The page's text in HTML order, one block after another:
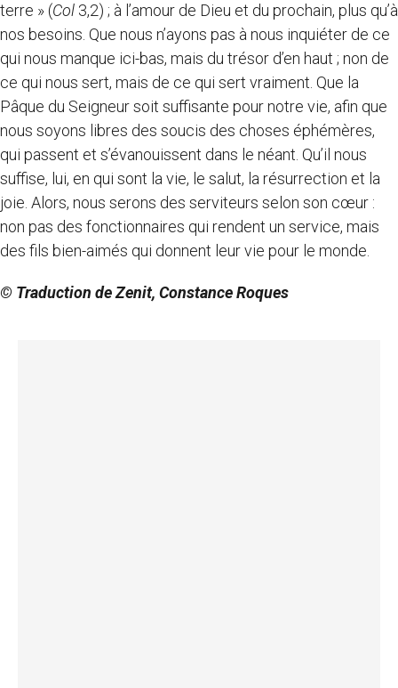
terre » (Col 3,2) ; à l’amour de Dieu et du prochain, plus qu’à
nos besoins. Que nous n’ayons pas à nous inquiéter de ce
qui nous manque ici-bas, mais du trésor d’en haut ; non de
ce qui nous sert, mais de ce qui sert vraiment. Que la
Pâque du Seigneur soit suffisante pour notre vie, afin que
nous soyons libres des soucis des choses éphémères,
qui passent et s’évanouissent dans le néant. Qu’il nous
suffise, lui, en qui sont la vie, le salut, la résurrection et la
joie. Alors, nous serons des serviteurs selon son cœur :
non pas des fonctionnaires qui rendent un service, mais
des fils bien-aimés qui donnent leur vie pour le monde.
© Traduction de Zenit, Constance Roques